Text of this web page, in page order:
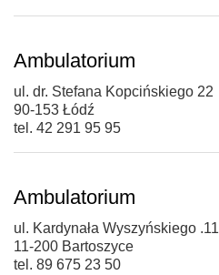
Ambulatorium
ul. dr. Stefana Kopcińskiego 22
90-153 Łódź
tel. 42 291 95 95
Ambulatorium
ul. Kardynała Wyszyńskiego .11
11-200 Bartoszyce
tel. 89 675 23 50